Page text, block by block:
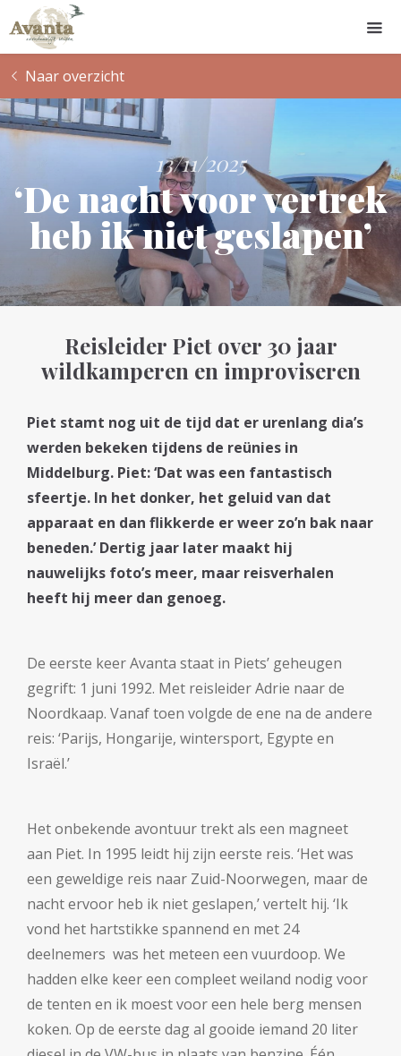
13/11/2025
‘De nacht voor vertrek
heb ik niet geslapen’
Naar overzicht
Reisleider Piet over 30 jaar
wildkamperen en improviseren
Piet stamt nog uit de tijd dat er urenlang dia’s
werden bekeken tijdens de reünies in
Middelburg. Piet: ‘Dat was een fantastisch
sfeertje. In het donker, het geluid van dat
apparaat en dan flikkerde er weer zo’n bak naar
beneden.’ Dertig jaar later maakt hij
nauwelijks foto’s meer, maar reisverhalen
heeft hij meer dan genoeg.
De eerste keer Avanta staat in Piets’ geheugen
gegrift: 1 juni 1992. Met reisleider Adrie naar de
Noordkaap. Vanaf toen volgde de ene na de andere
reis: ‘Parijs, Hongarije, wintersport, Egypte en
Israël.’
Het onbekende avontuur trekt als een magneet
aan Piet. In 1995 leidt hij zijn eerste reis. ‘Het was
een geweldige reis naar Zuid-Noorwegen, maar de
nacht ervoor heb ik niet geslapen,’ vertelt hij. ‘Ik
vond het hartstikke spannend en met 24
deelnemers was het meteen een vuurdoop. We
hadden elke keer een compleet weiland nodig voor
de tenten en ik moest voor een hele berg mensen
koken. Op de eerste dag al gooide iemand 20 liter